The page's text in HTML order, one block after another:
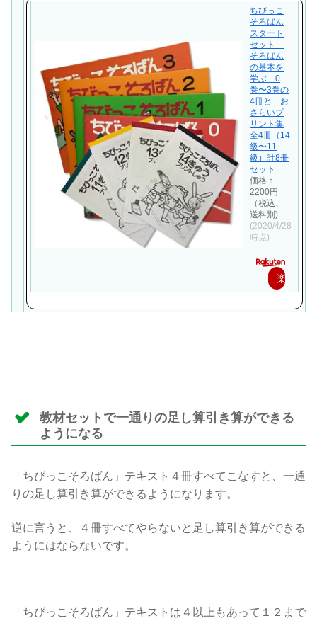
ちびっこ
そろばん
スタート
セット
そろばん
の基本を
学ぶ 0
巻〜3巻の
4冊と お
さらいプ
リント集
全4冊（14
級〜11
級）計8冊
セット
価格：
2200円
（税込、
送料別)
(2020/4/28
時点)
楽
教材セットで一通りの足し算引き算ができる
ようになる
「ちびっこそろばん」テキスト４冊すべてこなすと、一通
りの足し算引き算ができるようになります。
逆に言うと、４冊すべてやらないと足し算引き算ができる
ようにはならないです。
「ちびっこそろばん」テキストは４以上もあって１２まで